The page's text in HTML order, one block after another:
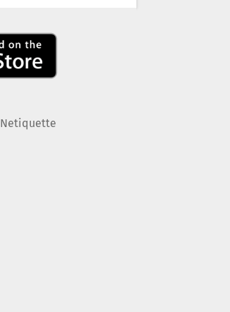
Netiquette